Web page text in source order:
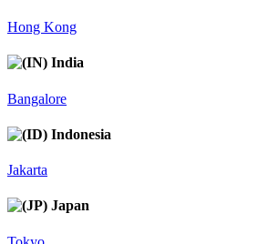
Hong Kong
India
Bangalore
Indonesia
Jakarta
Japan